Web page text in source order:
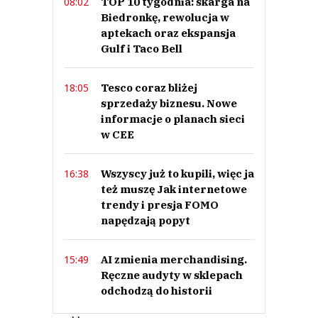
7
monit
27.09.2017 / 17:04
jest bankrutem i oczekuje komornika.
monit
Odpowiedz
17
Nie znaleziono komentarzy
Zostaw swoje komentarze
Imię (Wymagane)
Biedronkę, rewolucja w
aptekach oraz ekspansja
Gulf i Taco Bell
18:05
Tesco coraz bliżej
sprzedaży biznesu. Nowe
informacje o planach sieci
w CEE
16:38
Wszyscy już to kupili, więc ja
też muszę Jak internetowe
trendy i presja FOMO
napędzają popyt
15:49
AI zmienia merchandising.
Ręczne audyty w sklepach
odchodzą do historii